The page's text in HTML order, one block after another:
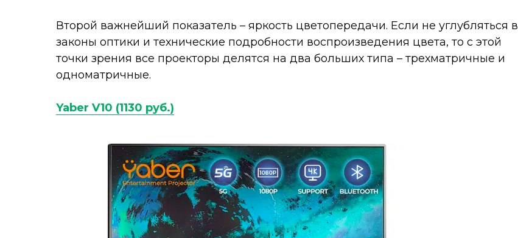
Второй важнейший показатель – яркость цветопередачи. Если не углубляться в
законы оптики и технические подробности воспроизведения цвета, то с этой
точки зрения все проекторы делятся на два больших типа – трехматричные и
одноматричные.
Yaber V10 (1130 руб.)